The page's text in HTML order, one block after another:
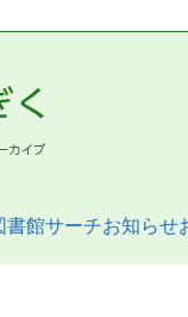
書館サーチお知らせ